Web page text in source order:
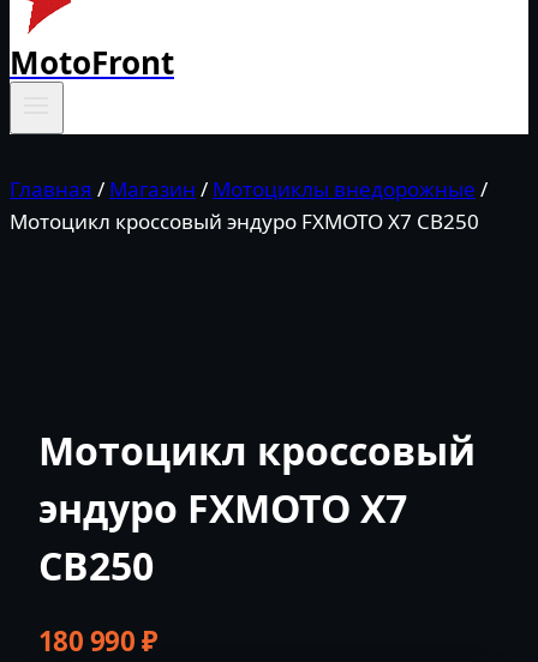
MotoFront
Главная / Магазин / Мотоциклы внедорожные /
Мотоцикл кроссовый эндуро FXMOTO X7 CB250
Мотоцикл кроссовый
эндуро FXMOTO X7
CB250
180 990₽